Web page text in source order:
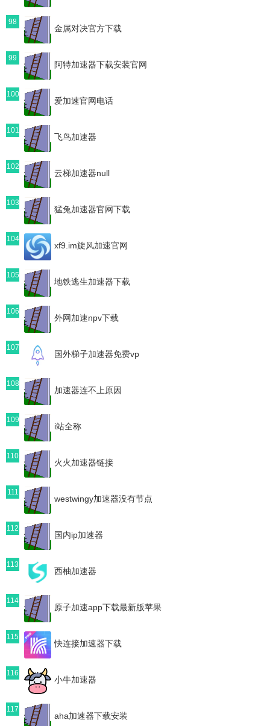
98
金属对决官方下载
99
阿特加速器下载安装官网
100
爱加速官网电话
101
飞鸟加速器
102
云梯加速器null
103
猛兔加速器官网下载
104
xf9.im旋风加速官网
105
地铁逃生加速器下载
106
外网加速npv下载
107
国外梯子加速器免费vp
108
加速器连不上原因
109
i站全称
110
火火加速器链接
111
westwingy加速器没有节点
112
国内ip加速器
113
西柚加速器
114
原子加速app下载最新版苹果
115
快连接加速器下载
116
小牛加速器
117
aha加速器下载安装